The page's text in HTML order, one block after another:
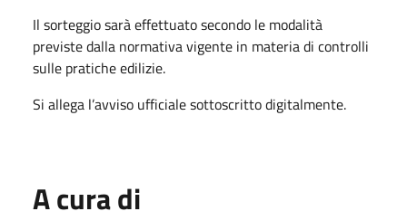
Il sorteggio sarà effettuato secondo le modalità
previste dalla normativa vigente in materia di controlli
sulle pratiche edilizie.
Si allega l’avviso ufficiale sottoscritto digitalmente.
A cura di